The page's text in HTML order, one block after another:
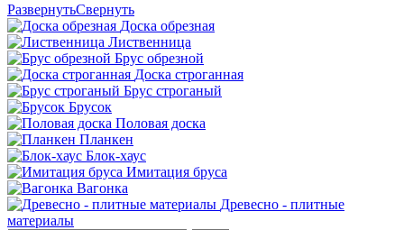
РазвернутьСвернуть
Доска обрезная
Лиственница
Брус обрезной
Доска строганная
Брус строганый
Брусок
Половая доска
Планкен
Блок-хаус
Имитация бруса
Вагонка
Древесно - плитные
материалы